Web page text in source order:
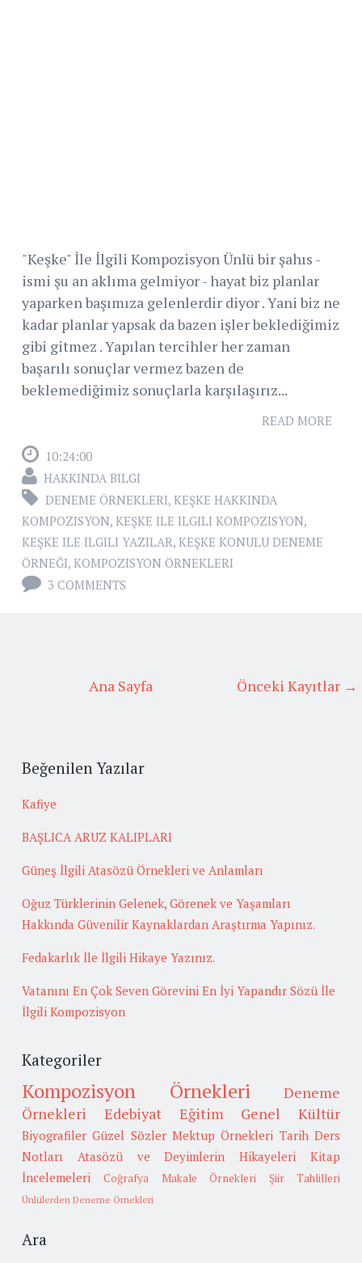
"Keşke" İle İlgili Kompozisyon Ünlü bir şahıs -
ismi şu an aklıma gelmiyor - hayat biz planlar
yaparken başımıza gelenlerdir diyor . Yani biz ne
kadar planlar yapsak da bazen işler beklediğimiz
gibi gitmez . Yapılan tercihler her zaman
başarılı sonuçlar vermez bazen de
beklemediğimiz sonuçlarla karşılaşırız...
READ MORE
10:24:00
HAKKINDA BILGI
DENEME ÖRNEKLERI, KEŞKE HAKKINDA
KOMPOZISYON, KEŞKE ILE ILGILI KOMPOZISYON,
KEŞKE ILE ILGILI YAZILAR, KEŞKE KONULU DENEME
ÖRNEĞI, KOMPOZISYON ÖRNEKLERI
3 COMMENTS
Önceki Kayıtlar →
Ana Sayfa
Beğenilen Yazılar
Kafiye
BAŞLICA ARUZ KALIPLARI
Güneş İlgili Atasözü Örnekleri ve Anlamları
Oğuz Türklerinin Gelenek, Görenek ve Yaşamları
Hakkında Güvenilir Kaynaklardan Araştırma Yapınız.
Fedakarlık İle İlgili Hikaye Yazınız.
Vatanını En Çok Seven Görevini En İyi Yapandır Sözü İle
İlgili Kompozisyon
Kategoriler
Kompozisyon Örnekleri
Deneme
Örnekleri
Edebiyat Eğitim Genel Kültür
Biyografiler Güzel Sözler Mektup Örnekleri Tarih Ders
Notları
Atasözü ve Deyimlerin Hikayeleri
Kitap
İncelemeleri
Coğrafya Makale Örnekleri Şiir Tahlilleri
Ünlülerden Deneme Örnekleri
Ara